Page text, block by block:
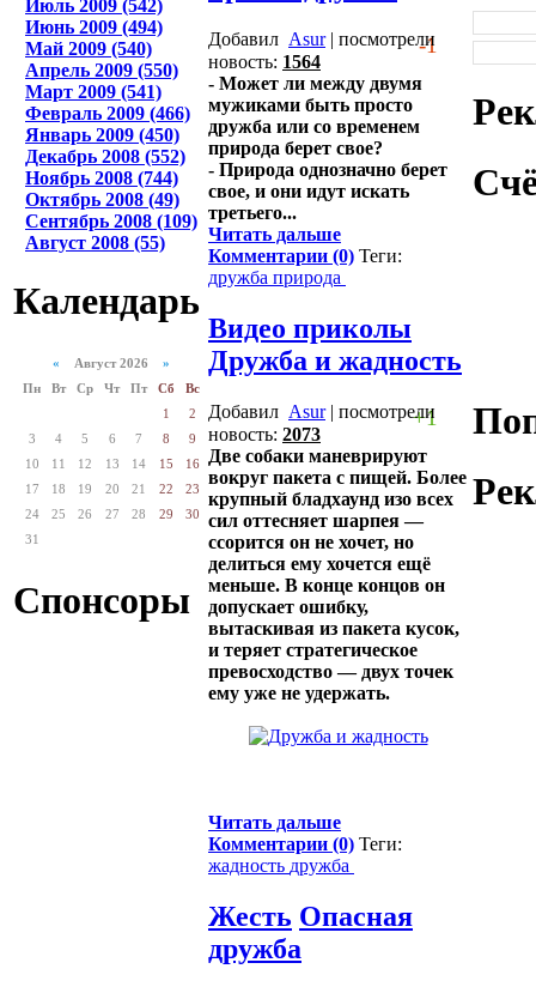
Июль 2009 (542)
Июнь 2009 (494)
Май 2009 (540)
Апрель 2009 (550)
Март 2009 (541)
Февраль 2009 (466)
Январь 2009 (450)
Декабрь 2008 (552)
Ноябрь 2008 (744)
Октябрь 2008 (49)
Сентябрь 2008 (109)
Август 2008 (55)
Календарь
« Август 2026 »
Пн
Вт Ср Чт Пт Сб
Вс
1
2
3
4 5 6 7 8
9
10
11 12 13 14 15
16
17
18 19 20 21 22
23
24
25 26 27 28 29
30
31
Спонсоры
-1
Добавил Asur| посмотрели
новость: 1564
- Может ли между двумя
мужиками быть просто
дружба или со временем
природа берет свое?
- Природа однозначно берет
свое, и они идут искать
третьего...
Читать дальше
Комментарии (0) Теги:
дружба природа
Видео приколы
Дружба и жадность
+1
Добавил Asur| посмотрели
новость: 2073
Две собаки маневрируют
вокруг пакета с пищей. Более
крупный бладхаунд изо всех
сил оттесняет шарпея —
ссорится он не хочет, но
делиться ему хочется ещё
меньше. В конце концов он
допускает ошибку,
вытаскивая из пакета кусок,
и теряет стратегическое
превосходство — двух точек
ему уже не удержать.
Читать дальше
Комментарии (0) Теги:
жадность дружба
Жесть Опасная
дружба